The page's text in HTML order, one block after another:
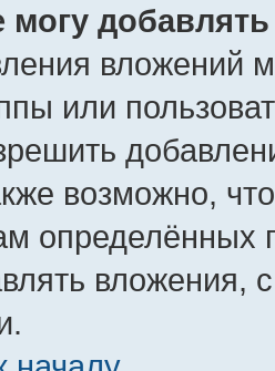
могу
вложений
или
возможно,
определённых
вложения,